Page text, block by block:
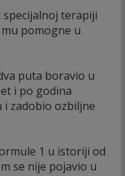
terapiji
pomogne u
puta boravio u
i po godina
i zadobio ozbiljne
1 u istoriji od
se nije pojavio u